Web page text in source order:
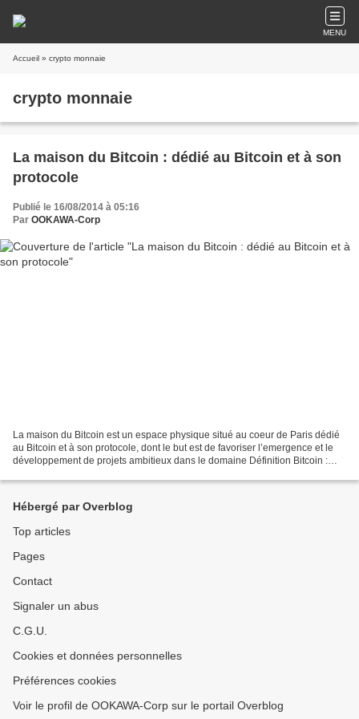
MENU
Accueil » crypto monnaie
crypto monnaie
La maison du Bitcoin : dédié au Bitcoin et à son
protocole
Publié le 16/08/2014 à 05:16
Par OOKAWA-Corp
La maison du Bitcoin est un espace physique situé au coeur de Paris dédié
au Bitcoin et à son protocole, dont le but est de favoriser l’emergence et le
développement de projets ambitieux dans le domaine Définition Bitcoin :
Hébergé par Overblog
Top articles
Pages
Contact
Signaler un abus
C.G.U.
Cookies et données personnelles
Préférences cookies
Voir le profil de OOKAWA-Corp sur le portail Overblog